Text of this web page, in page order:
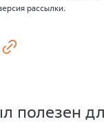
рассылки.
полезен